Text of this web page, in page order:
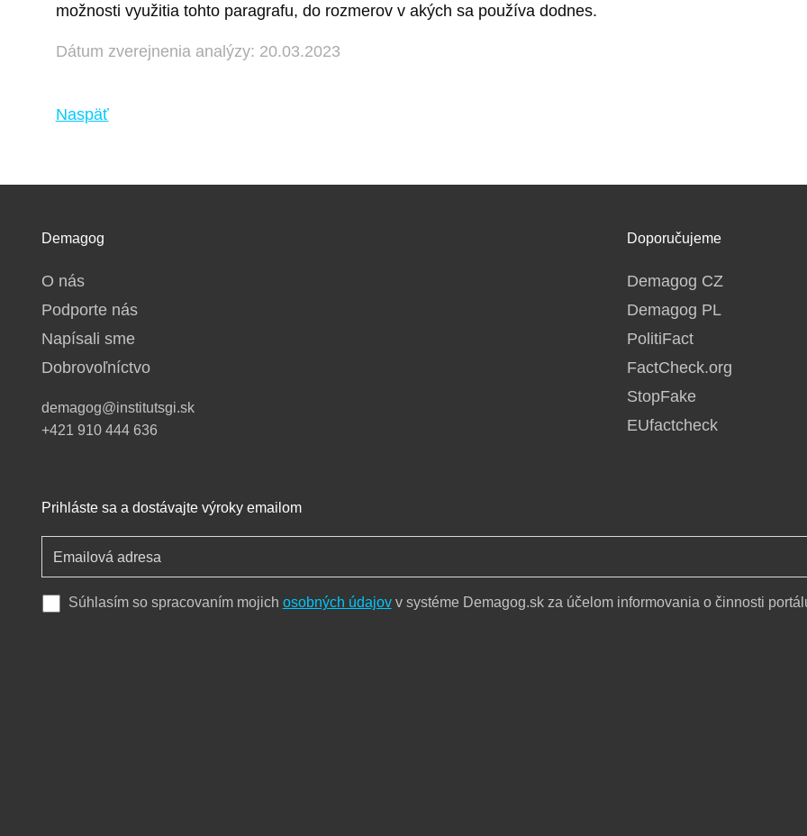
možnosti využitia tohto paragrafu, do rozmerov v akých sa používa dodnes.
Dátum zverejnenia analýzy: 20.03.2023
Naspäť
Demagog
O nás
Podporte nás
Napísali sme
Dobrovoľníctvo
demagog@institutsgi.sk
+421 910 444 636
Doporučujeme
Demagog CZ
Demagog PL
PolitiFact
FactCheck.org
StopFake
EUfactcheck
Prihláste sa a dostávajte výroky emailom
Súhlasím so spracovaním mojich osobných údajovv systéme Demagog.sk za účelom informovania o činnosti